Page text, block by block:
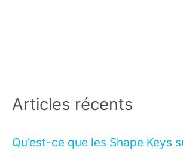
Articles récents
Qu’est-ce que les Shape Keys